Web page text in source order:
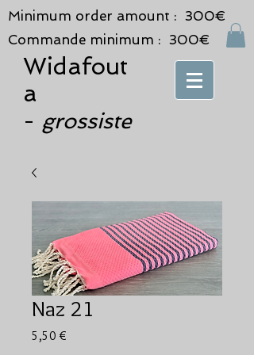
Minimum order amount : 300€
Commande minimum : 300€
Widafout
a
- grossiste
Naz 21
5,50 €